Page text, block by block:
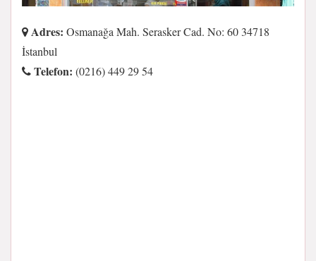
Adres: Osmanağa Mah. Serasker Cad. No: 60 34718
İstanbul
Telefon: (0216) 449 29 54